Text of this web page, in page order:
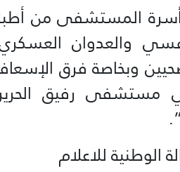
المستشفى من
والعدوان
وبخاصة فرق
رفيق
الوطنية للاعلام